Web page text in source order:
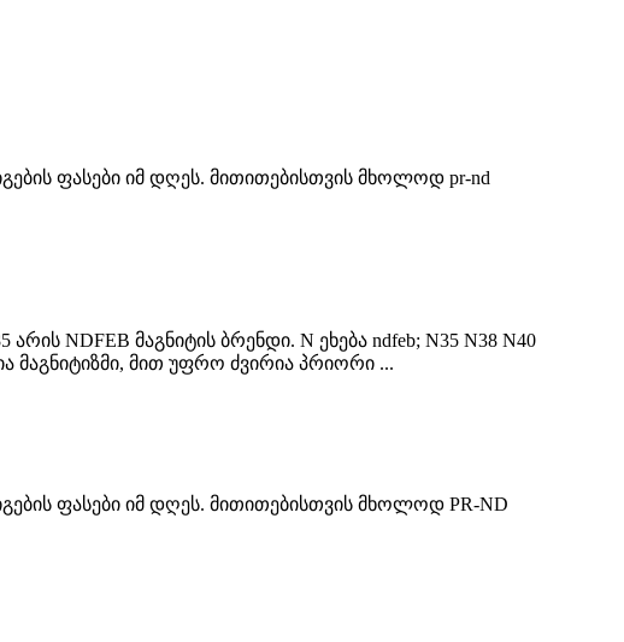
ფასები იმ დღეს. მითითებისთვის მხოლოდ pr-nd
არის NDFEB მაგნიტის ბრენდი. N ეხება ndfeb; N35 N38 N40
მით უფრო ძვირია პრიორი ...
ფასები იმ დღეს. მითითებისთვის მხოლოდ PR-ND